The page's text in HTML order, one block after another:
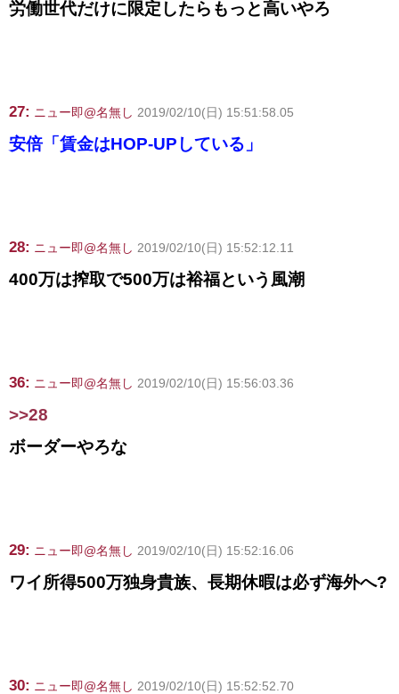
労働世代だけに限定したらもっと高いやろ
27: ニュー即@名無し 2019/02/10(日) 15:51:58.05
安倍「賃金はHOP-UPしている」
28: ニュー即@名無し 2019/02/10(日) 15:52:12.11
400万は搾取で500万は裕福という風潮
36: ニュー即@名無し 2019/02/10(日) 15:56:03.36
>>28
ボーダーやろな
29: ニュー即@名無し 2019/02/10(日) 15:52:16.06
ワイ所得500万独身貴族、長期休暇は必ず海外へ?
30: ニュー即@名無し 2019/02/10(日) 15:52:52.70